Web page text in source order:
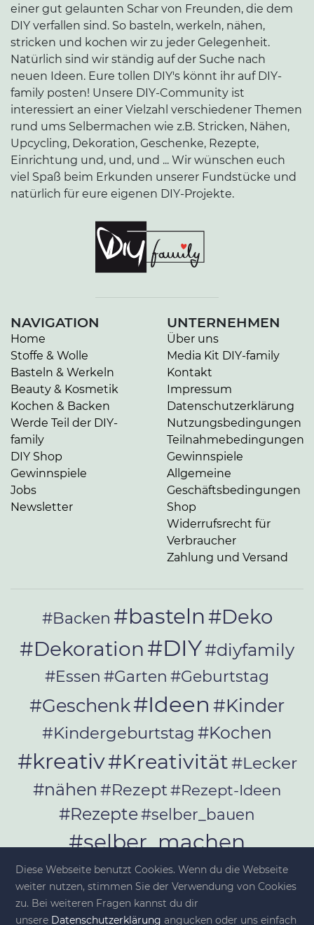
einer gut gelaunten Schar von Freunden, die dem
DIY verfallen sind. So basteln, werkeln, nähen,
stricken und kochen wir zu jeder Gelegenheit.
Natürlich sind wir ständig auf der Suche nach
neuen Ideen. Eure tollen DIY's könnt ihr auf DIY-
family posten! Unsere DIY-Community ist
interessiert an einer Vielzahl verschiedener Themen
rund ums Selbermachen wie z.B. Stricken, Nähen,
Upcycling, Dekoration, Geschenke, Rezepte,
Einrichtung und, und, und ... Wir wünschen euch
viel Spaß beim Erkunden unserer Fundstücke und
natürlich für eure eigenen DIY-Projekte.
NAVIGATION
Home
Stoffe & Wolle
Basteln & Werkeln
Beauty & Kosmetik
Kochen & Backen
Werde Teil der DIY-
family
DIY Shop
Gewinnspiele
Jobs
Newsletter
UNTERNEHMEN
Über uns
Media Kit DIY-family
Kontakt
Impressum
Datenschutzerklärung
Nutzungsbedingungen
Teilnahmebedingungen
Gewinnspiele
Allgemeine
Geschäftsbedingungen
Shop
Widerrufsrecht für
Verbraucher
Zahlung und Versand
#Backen #basteln#Deko
#Dekoration #DIY#diyfamily
#Essen #Garten #Geburtstag
#Geschenk#Ideen #Kinder
#Kindergeburtstag #Kochen
#kreativ#Kreativität#Lecker
#nähen #Rezept#Rezept-Ideen
#Rezepte#selber_bauen
#selber_machen
#Selbermachen#selber_nähen
#Selfmade#Sommer
Diese Webseite benutzt Cookies. Wenn du die Webseite
weiter nutzen, stimmen Sie der Verwendung von Cookies
zu. Bei weiteren Fragen kannst du dir
unsere Datenschutzerklärung angucken oder uns einfach